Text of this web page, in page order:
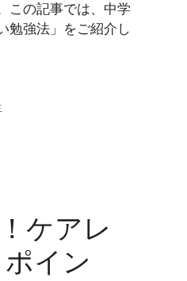
この記事では、中学
勉強法」をご紹介し
ケアレ
イン